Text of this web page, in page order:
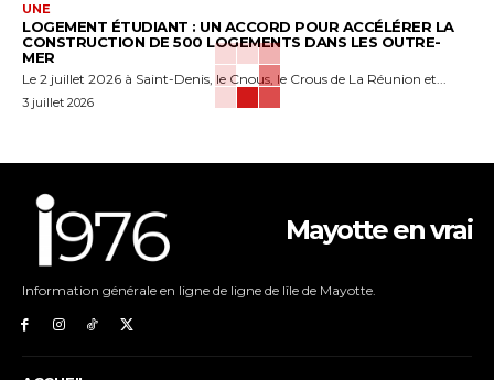
UNE
LOGEMENT ÉTUDIANT : UN ACCORD POUR ACCÉLÉRER LA
CONSTRUCTION DE 500 LOGEMENTS DANS LES OUTRE-
MER
Le 2 juillet 2026 à Saint-Denis, le Cnous, le Crous de La Réunion et...
3 juillet 2026
Mayotte en vrai
Information générale en ligne de ligne de lîle de Mayotte.